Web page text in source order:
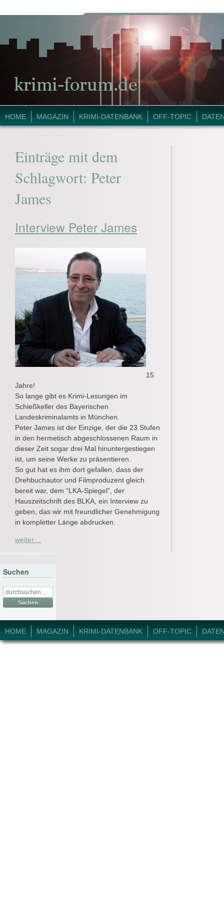
HOME MAGAZIN KRIMI-DATENBANK OFF-TOPIC
Einträge mit dem
Schlagwort: Peter
James
Interview Peter James
15
Jahre!
So lange gibt es Krimi-Lesungen im
Schießkeller des Bayerischen
Landeskriminalamts in München.
Peter James ist der Einzige, der die 23 Stufen
in den hermetisch abgeschlossenen Raum in
dieser Zeit sogar drei Mal hinuntergestiegen
ist, um seine Werke zu präsentieren.
So gut hat es ihm dort gefallen, dass der
Drehbuchautor und Filmproduzent gleich
bereit war, dem “LKA-Spiegel”, der
Hauszeitschrift des BLKA, ein Interview zu
geben, das wir mit freundlicher Genehmigung
in kompletter Länge abdrucken.
weiter…
Suchen
Suche
nach:
HOME MAGAZIN KRIMI-DATENBANK OFF-TOPIC
© 2026 Krimi-Forum.